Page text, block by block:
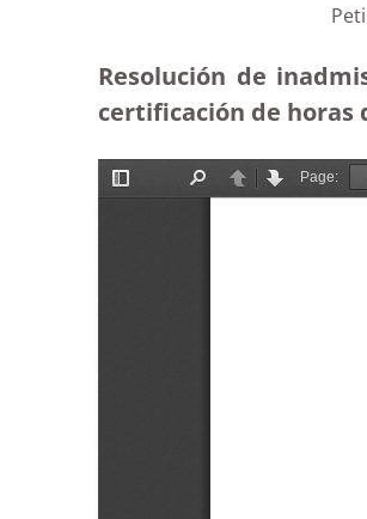
Resolución de
certificación de horas